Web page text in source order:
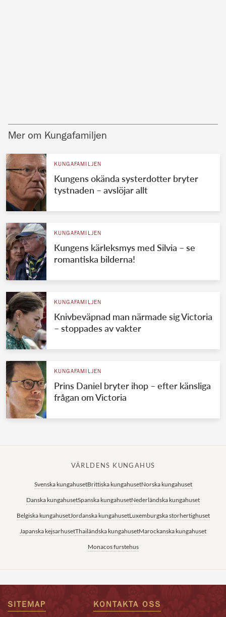
Mer om Kungafamiljen
KUNGAFAMILJEN
Kungens okända systerdotter bryter
tystnaden – avslöjar allt
KUNGAFAMILJEN
Kungens kärleksmys med Silvia – se
romantiska bilderna!
KUNGAFAMILJEN
Knivbeväpnad man närmade sig Victoria
– stoppades av vakter
KUNGAFAMILJEN
Prins Daniel bryter ihop – efter känsliga
frågan om Victoria
VÄRLDENS KUNGAHUS
Svenska kungahusetBrittiska kungahusetNorska kungahuset
Danska kungahusetSpanska kungahusetNederländska kungahuset
Belgiska kungahusetJordanska kungahusetLuxemburgska storhertighuset
Japanska kejsarhusetThailändska kungahusetMarockanska kungahuset
Monacos furstehus
SITEMAP KONTAKTA OSS